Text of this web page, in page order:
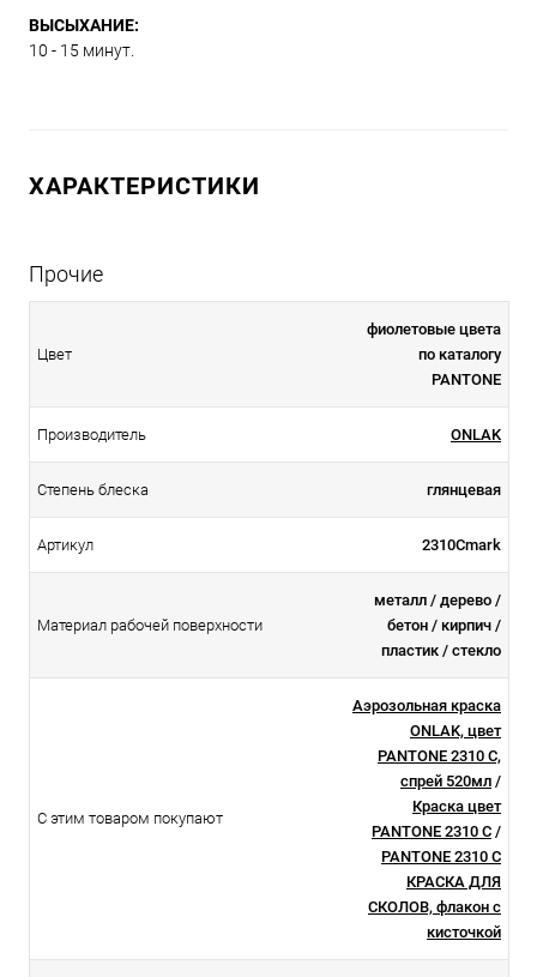
ВЫСЫХАНИЕ:
10 - 15 минут.
ХАРАКТЕРИСТИКИ
Прочие
Цвет
фиолетовые цвета
по каталогу
PANTONE
Производитель ONLAK
Степень блеска глянцевая
Артикул 2310Cmark
Материал рабочей поверхности
металл / дерево /
бетон / кирпич /
пластик / стекло
С этим товаром покупают
Аэрозольная краска
ONLAK, цвет
PANTONE 2310 C,
спрей 520мл /
Краска цвет
PANTONE 2310 C /
PANTONE 2310 C
КРАСКА ДЛЯ
СКОЛОВ, флакон с
кисточкой